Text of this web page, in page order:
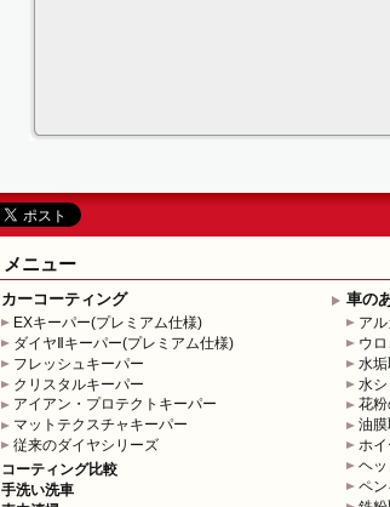
メニュー
カーコーティング
EXキーパー(プレミアム仕様)
ダイヤⅡキーパー(プレミアム仕様)
フレッシュキーパー
クリスタルキーパー
アイアン・プロテクトキーパー
マットテクスチャキーパー
従来のダイヤシリーズ
コーティング比較
手洗い洗車
車の
ア
ウロ
水垢
水シ
花粉
油膜
ホ
ヘ
ペン